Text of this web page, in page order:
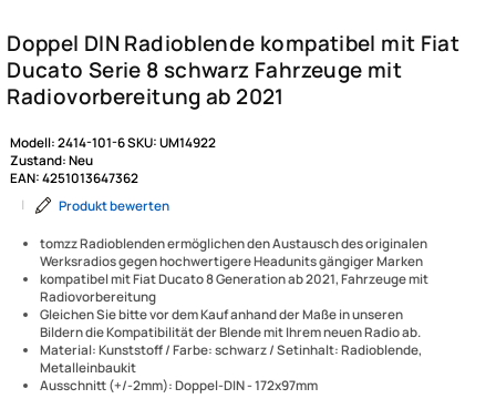
tomzz Radioblenden ermöglichen den Austausch des originalen
Werksradios gegen hochwertigere Headunits gängiger Marken
kompatibel mit Fiat Ducato 8 Generation ab 2021, Fahrzeuge mit
Radiovorbereitung
Zustand:Neu
EAN:4251013647362
Produkt bewerten